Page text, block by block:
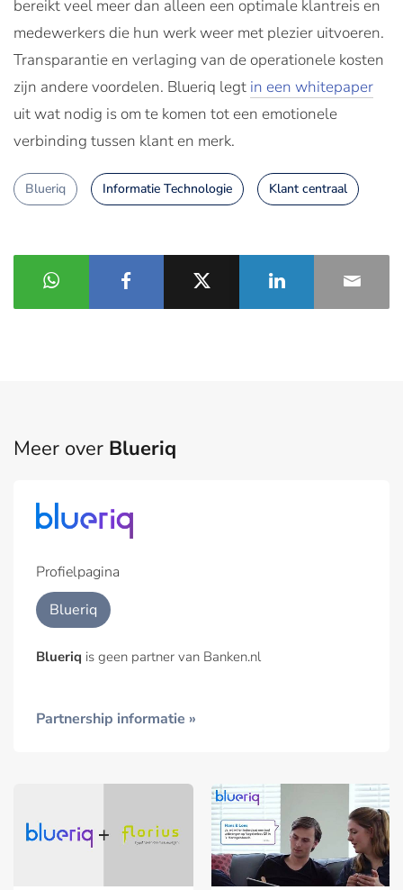
bereikt veel meer dan alleen een optimale klantreis en
medewerkers die hun werk weer met plezier uitvoeren.
Transparantie en verlaging van de operationele kosten
zijn andere voordelen. Blueriq legt in een whitepaper
uit wat nodig is om te komen tot een emotionele
verbinding tussen klant en merk.
Blueriq Informatie Technologie Klant centraal
Meer over Blueriq
Profielpagina
Blueriq
Blueriq is geen partner van Banken.nl
Partnership informatie »